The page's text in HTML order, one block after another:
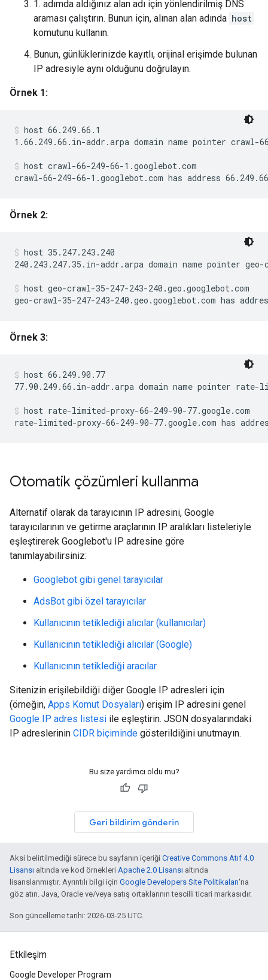
1. adımda aldığınız alan adı için yönlendirilmiş DNS
araması çalıştırın. Bunun için, alınan alan adında host
komutunu kullanın.
Bunun, günlüklerinizde kayıtlı, orijinal erişimde bulunan
IP adresiyle aynı olduğunu doğrulayın.
Örnek 1:
host 66.249.66.1
1.66.249.66.in-addr.arpa domain name pointer crawl-
host crawl-66-249-66-1.googlebot.com
crawl-66-249-66-1.googlebot.com has address
Örnek 2:
host 35.247.243.240
240.243.247.35.in-addr.arpa domain name pointer
host geo-crawl-35-247-243-240.geo.googlebot.com
geo-crawl-35-247-243-240.geo.googlebot.com has
Örnek 3:
host 66.249.90.77
77.90.249.66.in-addr.arpa domain name pointer rate-
host rate-limited-proxy-66-249-90-77.google.com
rate-limited-proxy-66-249-90-77.google.com has
Otomatik çözümleri kullanma
Alternatif olarak da tarayıcının IP adresini, Google
tarayıcılarının ve getirme araçlarının IP aralıkları listeleriyle
eşleştirerek Googlebot'u IP adresine göre
tanımlayabilirsiniz:
Googlebot gibi genel tarayıcılar
AdsBot gibi özel tarayıcılar
Kullanıcının tetiklediği alıcılar (kullanıcılar)
Kullanıcının tetiklediği alıcılar (Google)
Kullanıcının tetiklediği aracılar
Sitenizin erişilebildiği diğer Google IP adresleri için
(örneğin, Apps Komut Dosyaları) erişim IP adresini genel
Google IP adres listesi ile eşleştirin. JSON dosyalarındaki
IP adreslerinin CIDR biçiminde gösterildiğini unutmayın.
Bu size yardımcı oldu mu?
Geri bildirim gönderin
Aksi belirtilmediği sürece bu sayfanın içeriği Creative Commons Atıf 4.0
Lisansı altında ve kod örnekleri Apache 2.0 Lisansı altında
lisanslanmıştır. Ayrıntılı bilgi için Google Developers Site Politikaları'na
göz atın. Java, Oracle ve/veya satış ortaklarının tescilli ticari markasıdır.
Son güncelleme tarihi: 2026-03-25 UTC.
Etkileşim
Google Developer Program